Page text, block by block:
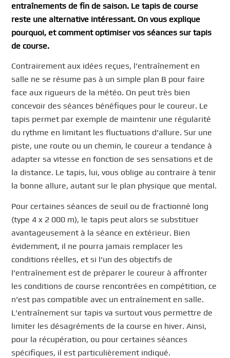
entraînements de fin de saison. Le tapis de course
reste une alternative intéressant. On vous explique
pourquoi, et comment optimiser vos séances sur tapis
de course.
Contrairement aux idées reçues, l’entraînement en
salle ne se résume pas à un simple plan B pour faire
face aux rigueurs de la météo. On peut très bien
concevoir des séances bénéfiques pour le coureur. Le
tapis permet par exemple de maintenir une régularité
du rythme en limitant les fluctuations d’allure. Sur une
piste, une route ou un chemin, le coureur a tendance à
adapter sa vitesse en fonction de ses sensations et de
la distance. Le tapis, lui, vous oblige au contraire à tenir
la bonne allure, autant sur le plan physique que mental.
Pour certaines séances de seuil ou de fractionné long
(type 4 x 2 000 m), le tapis peut alors se substituer
avantageusement à la séance en extérieur. Bien
évidemment, il ne pourra jamais remplacer les
conditions réelles, et si l’un des objectifs de
l’entraînement est de préparer le coureur à affronter
les conditions de course rencontrées en compétition, ce
n’est pas compatible avec un entraînement en salle.
L’entraînement sur tapis va surtout vous permettre de
limiter les désagréments de la course en hiver. Ainsi,
pour la récupération, ou pour certaines séances
spécifiques, il est particulièrement indiqué.